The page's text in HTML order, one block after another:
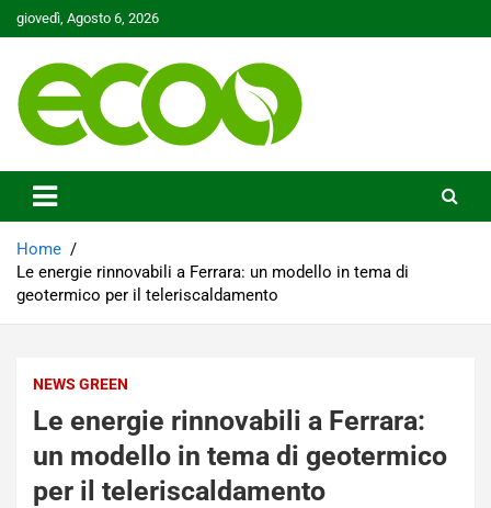
Skip
to
giovedì, Agosto 6, 2026
Ecoo.it
Home
Le energie rinnovabili a Ferrara: un modello in tema di
geotermico per il teleriscaldamento
NEWS GREEN
Le energie rinnovabili a Ferrara:
un modello in tema di geotermico
per il teleriscaldamento